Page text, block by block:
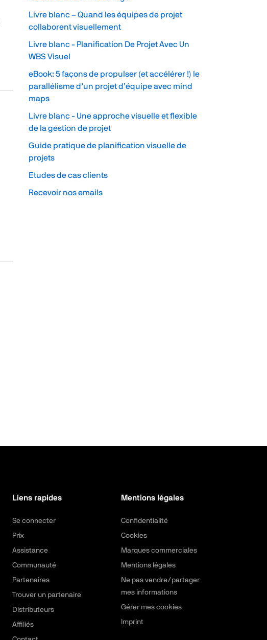
Livre blanc – Quand les équipes de projet
collaborent visuellement
Livre blanc - Planification De Projet Avec Un
WBS Visuel
eBook: 5 façons de propulser (et accélérer !) le
parallélisme d’un projet d’équipe avec mind
maps
Livre blanc - Une approche visuelle et flexible
de la gestion de projet
Guide pratique de planification visuelle de
projets
Etudes de cas clients
Recevoir nos emails
Liens rapides
Se connecter
Prix
Assistance
Communauté
Partenaires
Trouver un partenaire
Distributeurs
Affiliés
Mentions légales
Confidentialité
Cookies
Marques commerciales
Mentions légales
Ne pas vendre/partager
mes informations
Gérer mes cookies
Imprint